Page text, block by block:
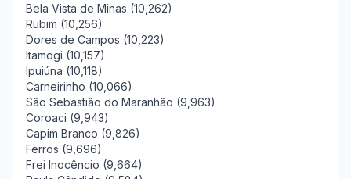
Bela Vista de Minas (10,262)
Rubim (10,256)
Dores de Campos (10,223)
Itamogi (10,157)
Ipuiúna (10,118)
Carneirinho (10,066)
São Sebastião do Maranhão (9,963)
Coroaci (9,943)
Capim Branco (9,826)
Ferros (9,696)
Frei Inocêncio (9,664)